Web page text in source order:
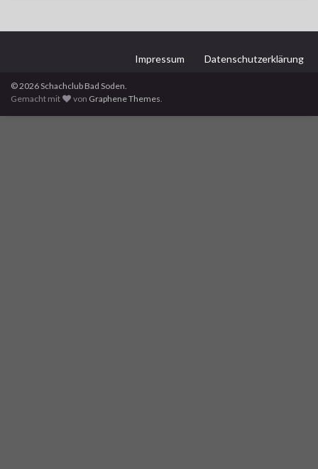
Impressum Datenschutzerklärung
© 2026 Schachclub Bad Soden.
Gemacht mit
von Graphene Themes